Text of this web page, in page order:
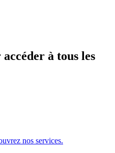
à tous les
nos services.